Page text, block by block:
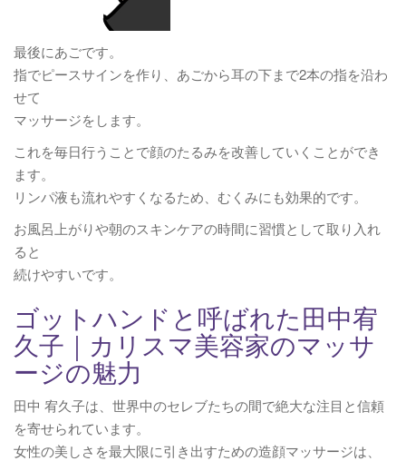
最後にあごです。
指でピースサインを作り、あごから耳の下まで2本の指を沿わ
せて
マッサージをします。
これを毎日行うことで顔のたるみを改善していくことができ
ます。
リンパ液も流れやすくなるため、むくみにも効果的です。
お風呂上がりや朝のスキンケアの時間に習慣として取り入れ
ると
続けやすいです。
ゴットハンドと呼ばれた田中宥
久子｜カリスマ美容家のマッサ
ージの魅力
田中 宥久子は、世界中のセレブたちの間で絶大な注目と信頼
を寄せられています。
女性の美しさを最大限に引き出すための造顔マッサージは、